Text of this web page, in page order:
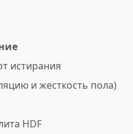
истирания
и жесткость пола)
HDF